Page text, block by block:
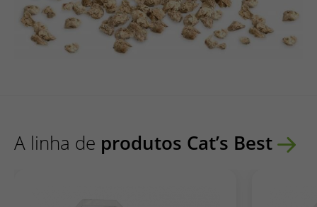
A linha de produtos Cat’s Best